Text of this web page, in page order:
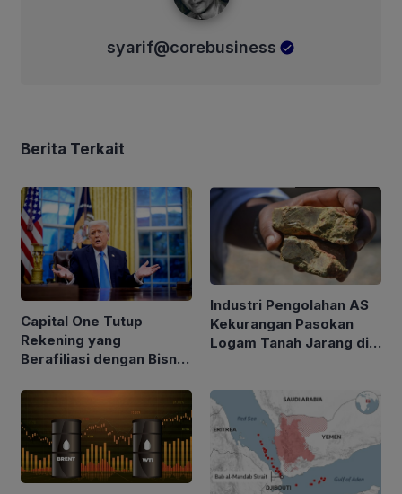
syarif@corebusiness
Berita Terkait
Capital One Tutup
Rekening yang
Berafiliasi dengan Bisnis
Industri Pengolahan AS
Kekurangan Pasokan
Logam Tanah Jarang di